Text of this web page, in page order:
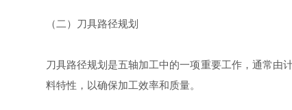
（二）刀具路径规划
刀具路径规划是五轴加工中的一项重要工作，通常由
料特性，以确保加工效率和质量。